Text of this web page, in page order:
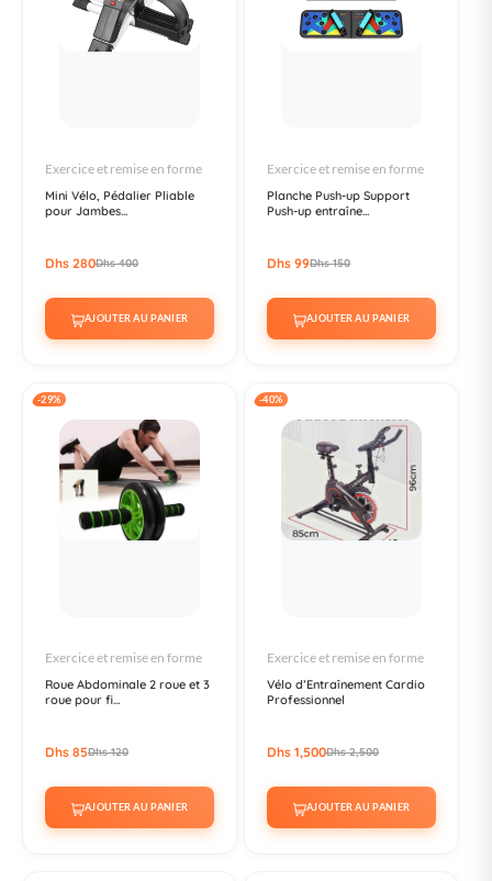
Exercice et remise en forme
Mini Vélo, Pédalier Pliable
pour Jambes...
Dhs 280Dhs 400
AJOUTER AU PANIER
Exercice et remise en forme
Planche Push-up Support
Push-up entraîne...
Dhs 99Dhs 150
AJOUTER AU PANIER
-29%
Exercice et remise en forme
Roue Abdominale 2 roue et 3
roue pour fi...
Dhs 85Dhs 120
AJOUTER AU PANIER
-40%
Exercice et remise en forme
Vélo d’Entraînement Cardio
Professionnel
Dhs 1,500Dhs 2,500
AJOUTER AU PANIER